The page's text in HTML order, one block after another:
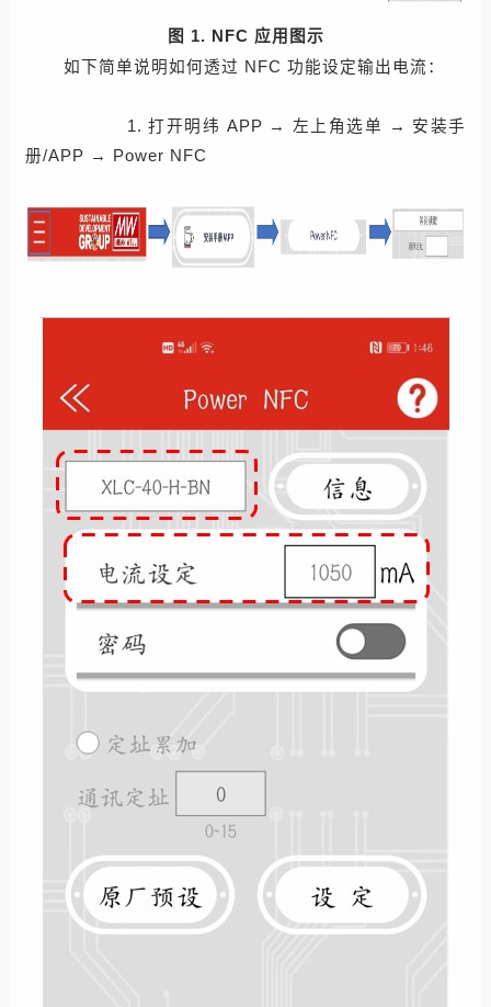
图 1. NFC 应用图示
如下简单说明如何透过 NFC 功能设定输出电流：
1. 打开明纬 APP → 左上角选单 → 安装手
册/APP → Power NFC